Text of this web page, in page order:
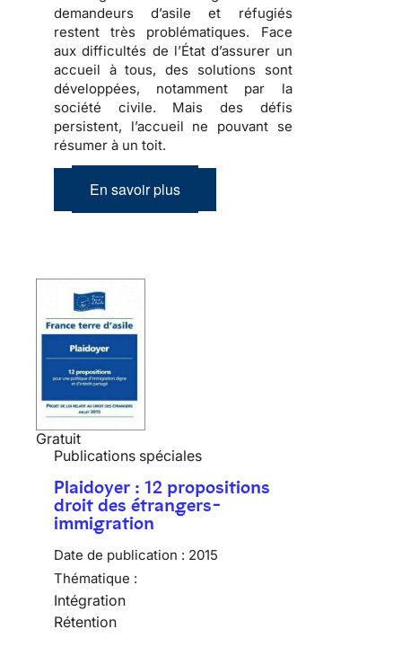
demandeurs d’asile et réfugiés
restent très problématiques. Face
aux difficultés de l’État d’assurer un
accueil à tous, des solutions sont
développées, notamment par la
société civile. Mais des défis
persistent, l’accueil ne pouvant se
résumer à un toit.
En savoir plus
Gratuit
Publications spéciales
Plaidoyer : 12 propositions
droit des étrangers-
immigration
Date de publication : 2015
Thématique :
Intégration
Rétention